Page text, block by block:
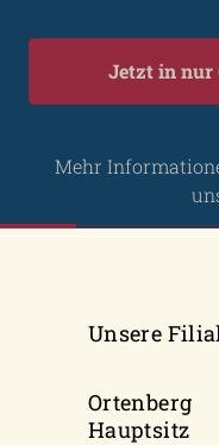
Unsere
Ortenberg
Hauptsitz